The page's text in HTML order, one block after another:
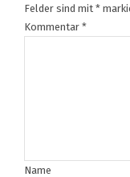
Felder sind mit *
Kommentar *
Name